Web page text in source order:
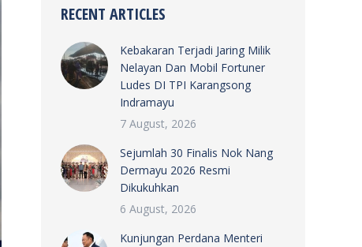
RECENT ARTICLES
Kebakaran Terjadi Jaring Milik
Nelayan Dan Mobil Fortuner
Ludes DI TPI Karangsong
Indramayu
7 August, 2026
Sejumlah 30 Finalis Nok Nang
Dermayu 2026 Resmi
Dikukuhkan
6 August, 2026
Kunjungan Perdana Menteri